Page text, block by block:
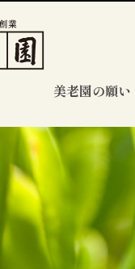
美老園の願い